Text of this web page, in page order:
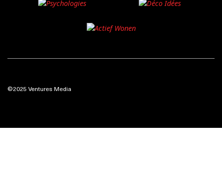
©2025 Ventures Media